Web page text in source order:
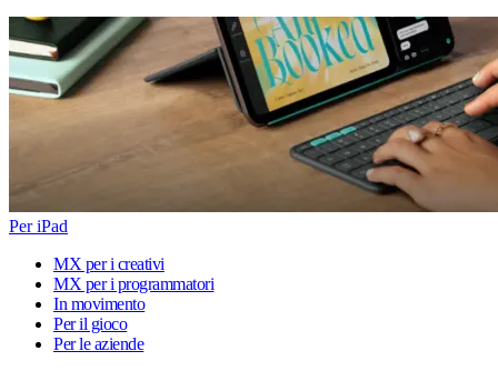
Per iPad
MX per i creativi
MX per i programmatori
In movimento
Per il gioco
Per le aziende